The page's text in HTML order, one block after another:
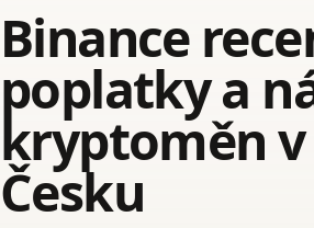
Binance
poplatky a
kryptoměn v
Česku